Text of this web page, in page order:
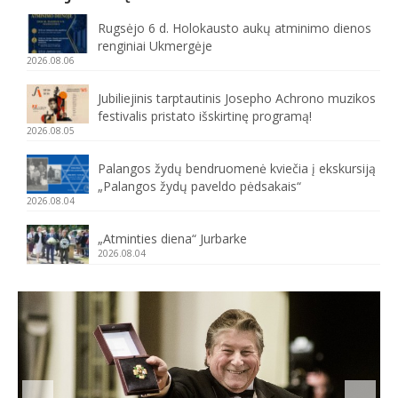
Rugsėjo 6 d. Holokausto aukų atminimo dienos
renginiai Ukmergėje
2026.08.06
Jubiliejinis tarptautinis Josepho Achrono muzikos
festivalis pristato išskirtinę programą!
2026.08.05
Palangos žydų bendruomenė kviečia į ekskursiją
„Palangos žydų paveldo pėdsakais“
2026.08.04
„Atminties diena“ Jurbarke
2026.08.04